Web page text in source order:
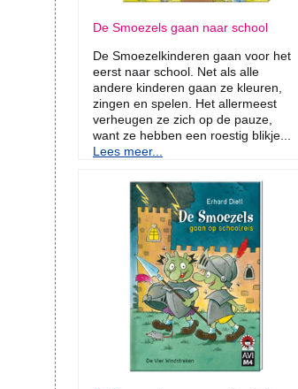
De Smoezels gaan naar school
De Smoezelkinderen gaan voor het
eerst naar school. Net als alle
andere kinderen gaan ze kleuren,
zingen en spelen. Het allermeest
verheugen ze zich op de pauze,
want ze hebben een roestig blikje...
Lees meer...